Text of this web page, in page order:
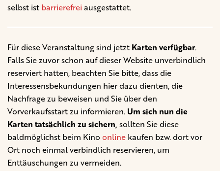
selbst ist barrierefrei ausgestattet.
Für diese Veranstaltung sind jetzt Karten verfügbar.
Falls Sie zuvor schon auf dieser Website unverbindlich
reserviert hatten, beachten Sie bitte, dass die
Interessensbekundungen hier dazu dienten, die
Nachfrage zu beweisen und Sie über den
Vorverkaufsstart zu informieren. Um sich nun die
Karten tatsächlich zu sichern, sollten Sie diese
baldmöglichst beim Kino online kaufen bzw. dort vor
Ort noch einmal verbindlich reservieren, um
Enttäuschungen zu vermeiden.